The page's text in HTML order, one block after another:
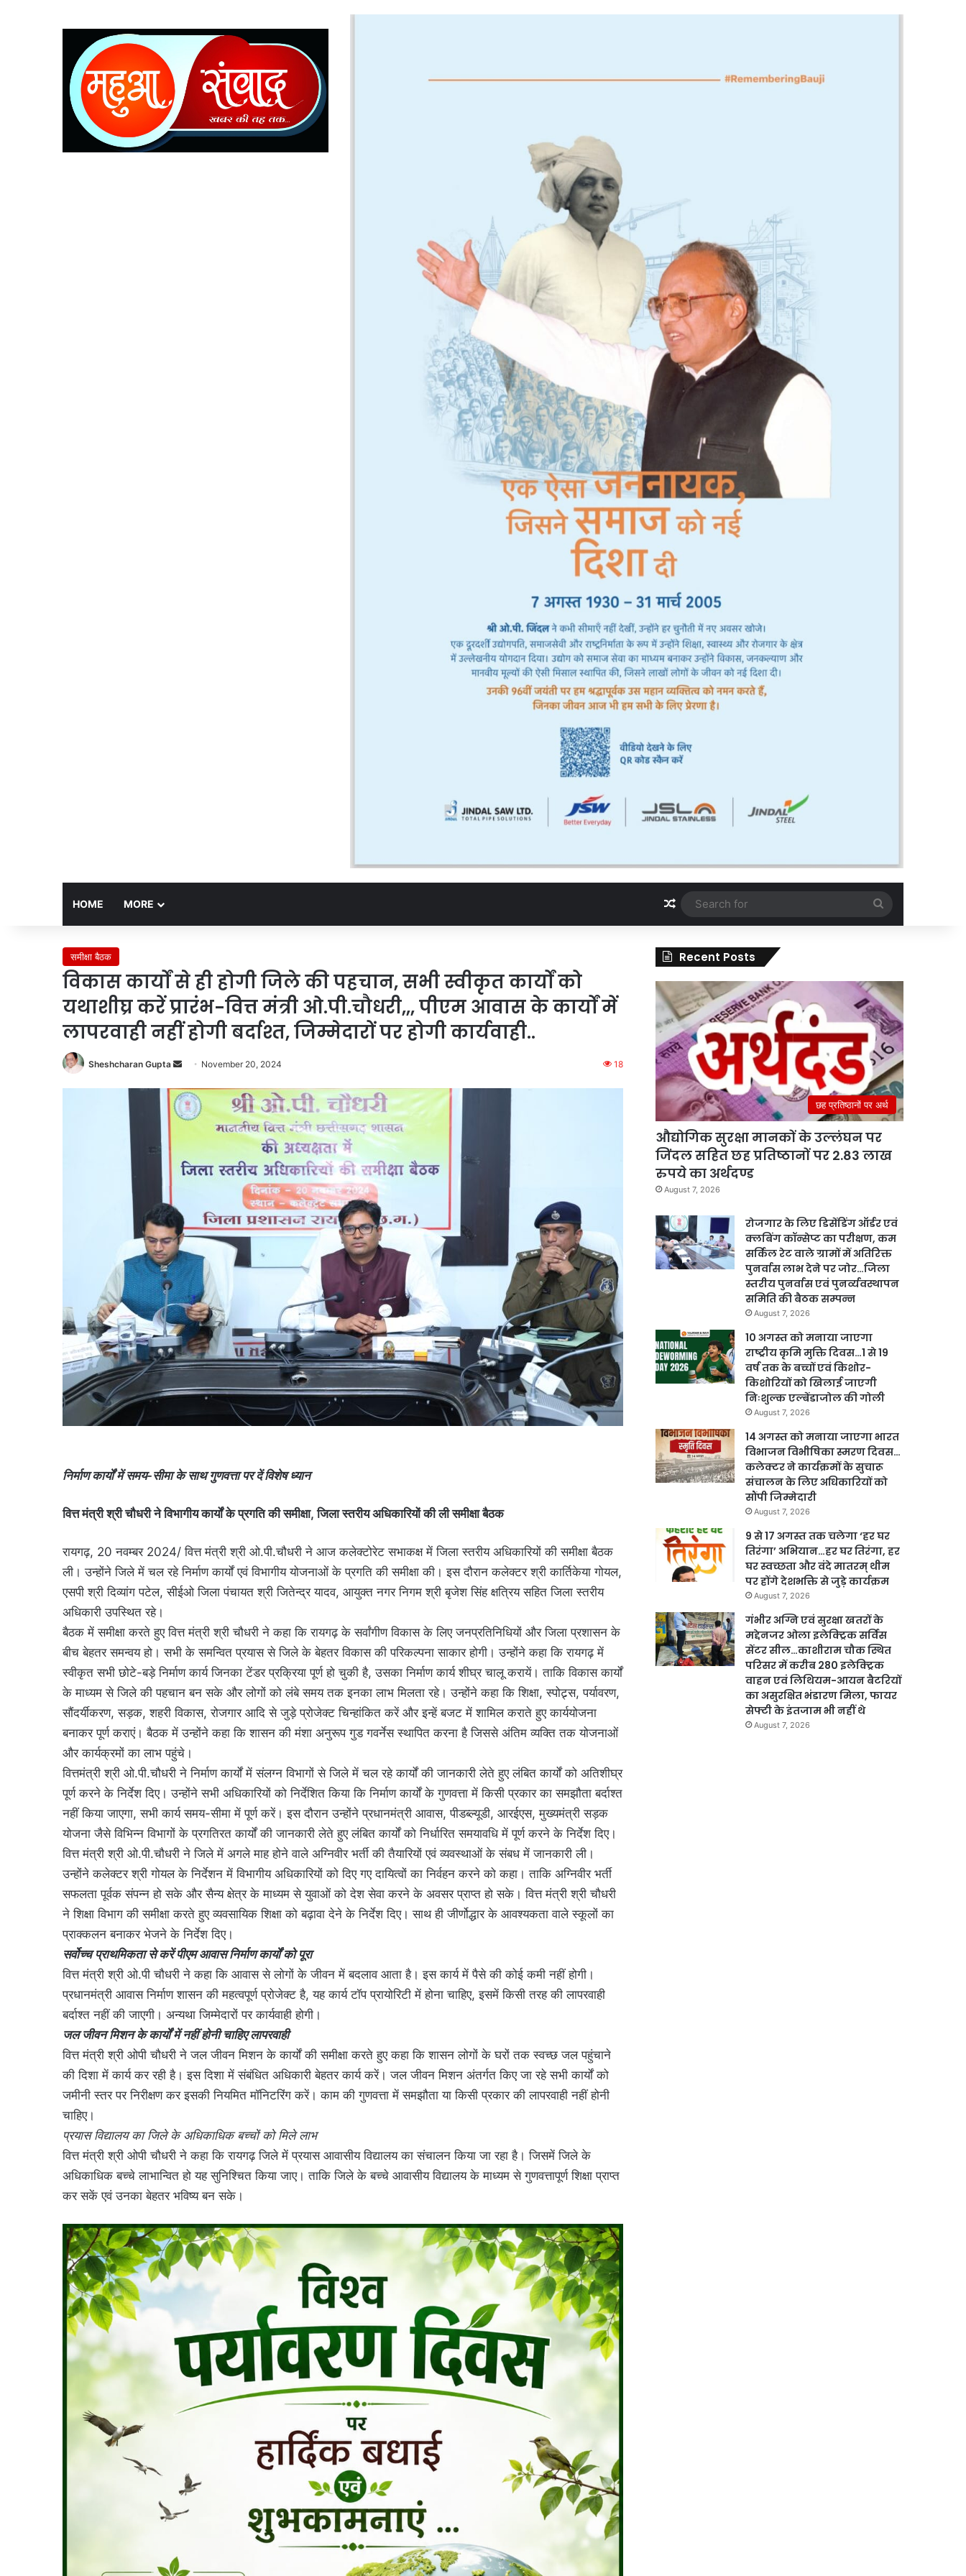
HOME MORE Random Article
for
समीक्षा बैठक
विकास कार्यों से ही होगी जिले की पहचान, सभी स्वीकृत कार्यों को
यथाशीघ्र करें प्रारंभ-वित्त मंत्री ओ.पी.चौधरी,,, पीएम आवास के कार्यों में
लापरवाही नहीं होगी बर्दाश्त, जिम्मेदारों पर होगी कार्यवाही..
Sheshcharan Gupta
Send
email
November 20, 2024 18
निर्माण कार्यों में समय-सीमा के साथ गुणवत्ता पर दें विशेष ध्यान
वित्त मंत्री श्री चौधरी ने विभागीय कार्यों के प्रगति की समीक्षा, जिला स्तरीय अधिकारियों की ली समीक्षा बैठक
रायगढ़, 20 नवम्बर 2024/ वित्त मंत्री श्री ओ.पी.चौधरी ने आज कलेक्टोरेट सभाकक्ष में जिला स्तरीय अधिकारियों की समीक्षा बैठक
ली। उन्होंने जिले में चल रहे निर्माण कार्यों एवं विभागीय योजनाओं के प्रगति की समीक्षा की। इस दौरान कलेक्टर श्री कार्तिकेया गोयल,
एसपी श्री दिव्यांग पटेल, सीईओ जिला पंचायत श्री जितेन्द्र यादव, आयुक्त नगर निगम श्री बृजेश सिंह क्षत्रिय सहित जिला स्तरीय
अधिकारी उपस्थित रहे।
बैठक में समीक्षा करते हुए वित्त मंत्री श्री चौधरी ने कहा कि रायगढ़ के सर्वांगीण विकास के लिए जनप्रतिनिधियों और जिला प्रशासन के
बीच बेहतर समन्वय हो। सभी के समन्वित प्रयास से जिले के बेहतर विकास की परिकल्पना साकार होगी। उन्होंने कहा कि रायगढ़ में
स्वीकृत सभी छोटे-बड़े निर्माण कार्य जिनका टेंडर प्रक्रिया पूर्ण हो चुकी है, उसका निर्माण कार्य शीघ्र चालू करायें। ताकि विकास कार्यों
के माध्यम से जिले की पहचान बन सके और लोगों को लंबे समय तक इनका लाभ मिलता रहे। उन्होंने कहा कि शिक्षा, स्पोट्र्स, पर्यावरण,
सौंदर्यीकरण, सड़क, शहरी विकास, रोजगार आदि से जुड़े प्रोजेक्ट चिन्हांकित करें और इन्हें बजट में शामिल कराते हुए कार्ययोजना
बनाकर पूर्ण कराएं। बैठक में उन्होंने कहा कि शासन की मंशा अनुरूप गुड गवर्नेस स्थापित करना है जिससे अंतिम व्यक्ति तक योजनाओं
और कार्यक्रमों का लाभ पहुंचे।
वित्तमंत्री श्री ओ.पी.चौधरी ने निर्माण कार्यों में संलग्न विभागों से जिले में चल रहे कार्यों की जानकारी लेते हुए लंबित कार्यों को अतिशीघ्र
पूर्ण करने के निर्देश दिए। उन्होंने सभी अधिकारियों को निर्देशित किया कि निर्माण कार्यों के गुणवत्ता में किसी प्रकार का समझौता बर्दाश्त
नहीं किया जाएगा, सभी कार्य समय-सीमा में पूर्ण करें। इस दौरान उन्होंने प्रधानमंत्री आवास, पीडब्ल्यूडी, आरईएस, मुख्यमंत्री सड़क
योजना जैसे विभिन्न विभागों के प्रगतिरत कार्यों की जानकारी लेते हुए लंबित कार्यों को निर्धारित समयावधि में पूर्ण करने के निर्देश दिए।
वित्त मंत्री श्री ओ.पी.चौधरी ने जिले में अगले माह होने वाले अग्निवीर भर्ती की तैयारियों एवं व्यवस्थाओं के संबध में जानकारी ली।
उन्होंने कलेक्टर श्री गोयल के निर्देशन में विभागीय अधिकारियों को दिए गए दायित्वों का निर्वहन करने को कहा। ताकि अग्निवीर भर्ती
सफलता पूर्वक संपन्न हो सके और सैन्य क्षेत्र के माध्यम से युवाओं को देश सेवा करने के अवसर प्राप्त हो सके। वित्त मंत्री श्री चौधरी
ने शिक्षा विभाग की समीक्षा करते हुए व्यवसायिक शिक्षा को बढ़ावा देने के निर्देश दिए। साथ ही जीर्णोद्धार के आवश्यकता वाले स्कूलों का
प्राक्कलन बनाकर भेजने के निर्देश दिए।
सर्वोच्च प्राथमिकता से करें पीएम आवास निर्माण कार्यों को पूरा
वित्त मंत्री श्री ओ.पी चौधरी ने कहा कि आवास से लोगों के जीवन में बदलाव आता है। इस कार्य में पैसे की कोई कमी नहीं होगी।
प्रधानमंत्री आवास निर्माण शासन की महत्वपूर्ण प्रोजेक्ट है, यह कार्य टॉप प्रायोरिटी में होना चाहिए, इसमें किसी तरह की लापरवाही
बर्दाश्त नहीं की जाएगी। अन्यथा जिम्मेदारों पर कार्यवाही होगी।
जल जीवन मिशन के कार्यों में नहीं होनी चाहिए लापरवाही
वित्त मंत्री श्री ओपी चौधरी ने जल जीवन मिशन के कार्यों की समीक्षा करते हुए कहा कि शासन लोगों के घरों तक स्वच्छ जल पहुंचाने
की दिशा में कार्य कर रही है। इस दिशा में संबंधित अधिकारी बेहतर कार्य करें। जल जीवन मिशन अंतर्गत किए जा रहे सभी कार्यों को
जमीनी स्तर पर निरीक्षण कर इसकी नियमित मॉनिटरिंग करें। काम की गुणवत्ता में समझौता या किसी प्रकार की लापरवाही नहीं होनी
चाहिए।
प्रयास विद्यालय का जिले के अधिकाधिक बच्चों को मिले लाभ
वित्त मंत्री श्री ओपी चौधरी ने कहा कि रायगढ़ जिले में प्रयास आवासीय विद्यालय का संचालन किया जा रहा है। जिसमें जिले के
अधिकाधिक बच्चे लाभान्वित हो यह सुनिश्चित किया जाए। ताकि जिले के बच्चे आवासीय विद्यालय के माध्यम से गुणवत्तापूर्ण शिक्षा प्राप्त
कर सकें एवं उनका बेहतर भविष्य बन सके।
Recent Posts
छह प्रतिष्ठानों पर अर्थ
औद्योगिक सुरक्षा मानकों के उल्लंघन पर
जिंदल सहित छह प्रतिष्ठानों पर 2.83 लाख
रुपये का अर्थदण्ड
August 7, 2026
रोजगार के लिए डिसेंडिंग ऑर्डर एवं
क्लबिंग कॉन्सेप्ट का परीक्षण, कम
सर्किल रेट वाले ग्रामों में अतिरिक्त
पुनर्वास लाभ देने पर जोर…जिला
स्तरीय पुनर्वास एवं पुनर्व्यवस्थापन
समिति की बैठक सम्पन्न
August 7, 2026
10 अगस्त को मनाया जाएगा
राष्ट्रीय कृमि मुक्ति दिवस…1 से 19
वर्ष तक के बच्चों एवं किशोर-
किशोरियों को खिलाई जाएगी
निःशुल्क एल्बेंडाजोल की गोली
August 7, 2026
14 अगस्त को मनाया जाएगा भारत
विभाजन विभीषिका स्मरण दिवस…
कलेक्टर ने कार्यक्रमों के सुचारू
संचालन के लिए अधिकारियों को
सौंपी जिम्मेदारी
August 7, 2026
9 से 17 अगस्त तक चलेगा ‘हर घर
तिरंगा’ अभियान…हर घर तिरंगा, हर
घर स्वच्छता और वंदे मातरम् थीम
पर होंगे देशभक्ति से जुड़े कार्यक्रम
August 7, 2026
गंभीर अग्नि एवं सुरक्षा खतरों के
मद्देनजर ओला इलेक्ट्रिक सर्विस
सेंटर सील…काशीराम चौक स्थित
परिसर में करीब 280 इलेक्ट्रिक
वाहन एवं लिथियम-आयन बैटरियों
का असुरक्षित भंडारण मिला, फायर
सेफ्टी के इंतजाम भी नहीं थे
August 7, 2026